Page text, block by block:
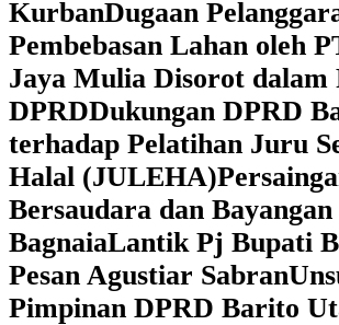
KurbanDugaan
Pembebasan Lahan oleh
Jaya Mulia Disorot dalam
DPRDDukungan DPRD
terhadap Pelatihan Juru
Halal (JULEHA)
Bersaudara dan Bayangan
BagnaiaLantik Pj Bupati
Pesan Agustiar Sabran
Pimpinan DPRD Barito